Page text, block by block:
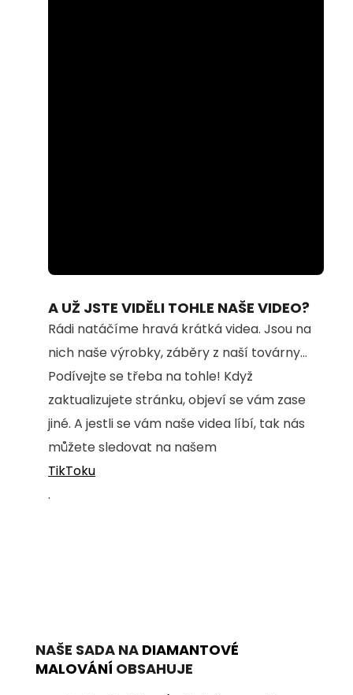
48.54%
A UŽ JSTE VIDĚLI TOHLE NAŠE VIDEO?
Rádi natáčíme hravá krátká videa. Jsou na
nich naše výrobky, záběry z naší továrny...
Podívejte se třeba na tohle! Když
zaktualizujete stránku, objeví se vám zase
jiné. A jestli se vám naše videa líbí, tak nás
můžete sledovat na našem
TikToku
.
NAŠE SADA NA DIAMANTOVÉ
MALOVÁNÍ OBSAHUJE